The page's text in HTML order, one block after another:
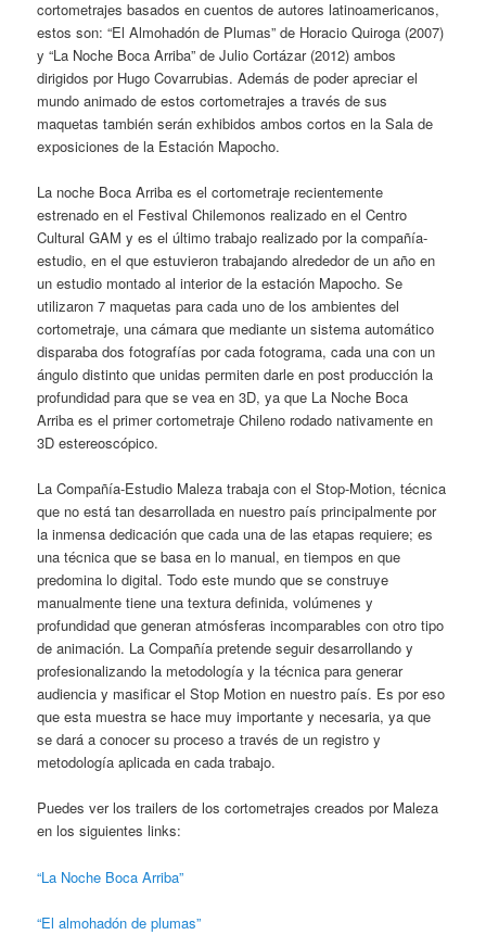
cortometrajes basados en cuentos de autores latinoamericanos,
estos son: “El Almohadón de Plumas” de Horacio Quiroga (2007)
y “La Noche Boca Arriba” de Julio Cortázar (2012) ambos
dirigidos por Hugo Covarrubias. Además de poder apreciar el
mundo animado de estos cortometrajes a través de sus
maquetas también serán exhibidos ambos cortos en la Sala de
exposiciones de la Estación Mapocho.
La noche Boca Arriba es el cortometraje recientemente
estrenado en el Festival Chilemonos realizado en el Centro
Cultural GAM y es el último trabajo realizado por la compañía-
estudio, en el que estuvieron trabajando alrededor de un año en
un estudio montado al interior de la estación Mapocho. Se
utilizaron 7 maquetas para cada uno de los ambientes del
cortometraje, una cámara que mediante un sistema automático
disparaba dos fotografías por cada fotograma, cada una con un
ángulo distinto que unidas permiten darle en post producción la
profundidad para que se vea en 3D, ya que La Noche Boca
Arriba es el primer cortometraje Chileno rodado nativamente en
3D estereoscópico.
La Compañía-Estudio Maleza trabaja con el Stop-Motion, técnica
que no está tan desarrollada en nuestro país principalmente por
la inmensa dedicación que cada una de las etapas requiere; es
una técnica que se basa en lo manual, en tiempos en que
predomina lo digital. Todo este mundo que se construye
manualmente tiene una textura definida, volúmenes y
profundidad que generan atmósferas incomparables con otro tipo
de animación. La Compañía pretende seguir desarrollando y
profesionalizando la metodología y la técnica para generar
audiencia y masificar el Stop Motion en nuestro país. Es por eso
que esta muestra se hace muy importante y necesaria, ya que
se dará a conocer su proceso a través de un registro y
metodología aplicada en cada trabajo.
Puedes ver los trailers de los cortometrajes creados por Maleza
en los siguientes links:
“La Noche Boca Arriba”
“El almohadón de plumas”